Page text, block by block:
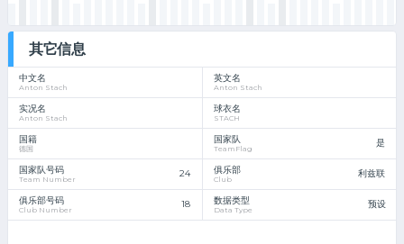
其它信息
中文名
Anton Stach
英文名
Anton Stach
实况名
Anton Stach
球衣名
STACH
国籍
德国
国家队
TeamFlag 是
国家队号码
Team Number 24 俱乐部
Club 利兹联
俱乐部号码
Club Number 18 数据类型
Data Type 预设